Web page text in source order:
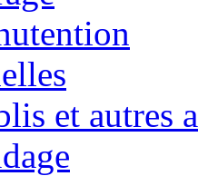
et autres